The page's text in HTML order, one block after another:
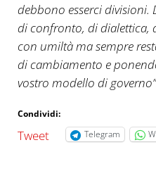
debbono esserci divisioni.
di confronto, di dialettica,
con umiltà ma sempre
di cambiamento e
vostro modello di
Condividi:
Tweet Telegram